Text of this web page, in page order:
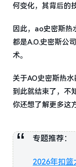
何变化，其背后的
因此，ao史密斯热
都是A.O.史密斯公
术。
关于AO史密斯热
到此就结束了，不
你还想了解更多这
专题推荐：
2026年扣